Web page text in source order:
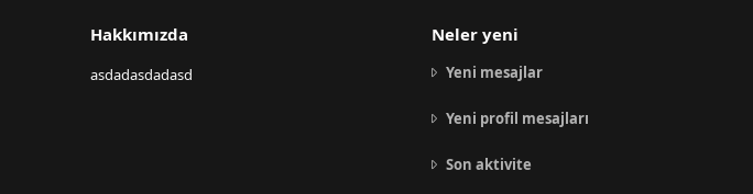
Hakkımızda
asdadasdadasd
Neler yeni
Yeni mesajlar
Yeni profil mesajları
Son aktivite